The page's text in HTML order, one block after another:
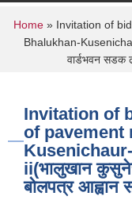
You are
Home» Invitation of
Bhalukhan-
वार्डभवन सडक
Invitation of
of pavement
ii(भालुखान
बोलपत्र आह्वान